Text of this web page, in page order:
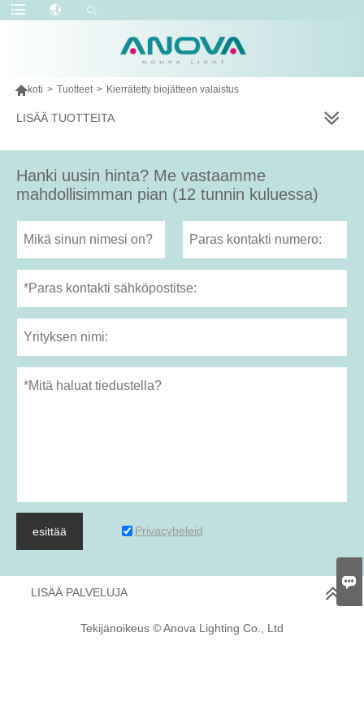
koti > Tuotteet > Kierrätetty biojätteen valaistus
LISÄÄ TUOTTEITA
Hanki uusin hinta? Me vastaamme
mahdollisimman pian (12 tunnin kuluessa)
esittää Privacybeleid
LISÄÄ PALVELUJA
Tekijänoikeus © Anova Lighting Co., Ltd
